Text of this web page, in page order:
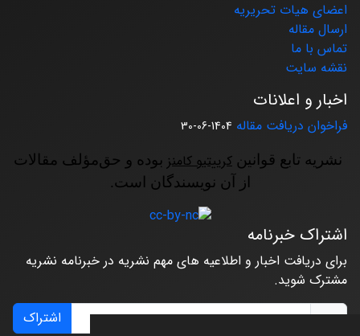
اعضای هیات تحریریه
ارسال مقاله
تماس با ما
نقشه سایت
اخبار و اعلانات
فراخوان دریافت مقاله 1404-06-30
نشریه تابع قوانین کرییتیو کامنز بوده و حق‌مؤلف مقالات
از آن نویسندگان است.
اشتراک خبرنامه
برای دریافت اخبار و اطلاعیه های مهم نشریه در خبرنامه نشریه
مشترک شوید.
اشتراک